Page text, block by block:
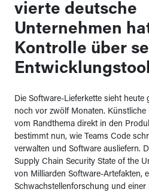
vierte deutsche
Unternehmen
Kontrolle über
Die Software-Lieferkette sieht heute
noch vor zwölf Monaten. Künstliche
vom Randthema direkt in den
bestimmt nun, wie Teams Code
verwalten und Software ausliefern.
Supply Chain Security State of the
von Milliarden Software-Artefakten,
Schwachstellenforschung und einer